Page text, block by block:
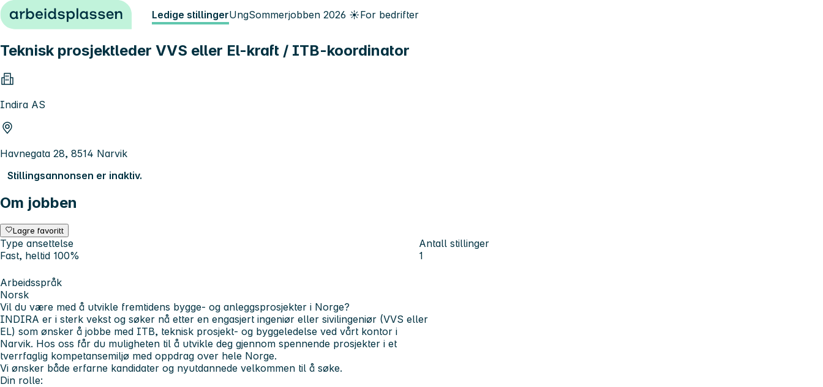
Hopp til innhold Ledige stillingerUngSommerjobben 2026 ☀️For bedrifter
Teknisk prosjektleder VVS eller El-kraft / ITB-koordinator
Indira AS
Havnegata 28, 8514 Narvik
Stillingsannonsen er inaktiv.
Om jobben
Lagre favoritt
Type ansettelse
Fast, heltid 100%
Antall stillinger
1
Arbeidsspråk
Norsk
Vil du være med å utvikle fremtidens bygge- og anleggsprosjekter i Norge?
INDIRA er i sterk vekst og søker nå etter en engasjert ingeniør eller sivilingeniør (VVS eller
EL) som ønsker å jobbe med ITB, teknisk prosjekt- og byggeledelse ved vårt kontor i
Narvik. Hos oss får du muligheten til å utvikle deg gjennom spennende prosjekter i et
tverrfaglig kompetansemiljø med oppdrag over hele Norge.
Vi ønsker både erfarne kandidater og nyutdannede velkommen til å søke.
Din rolle: